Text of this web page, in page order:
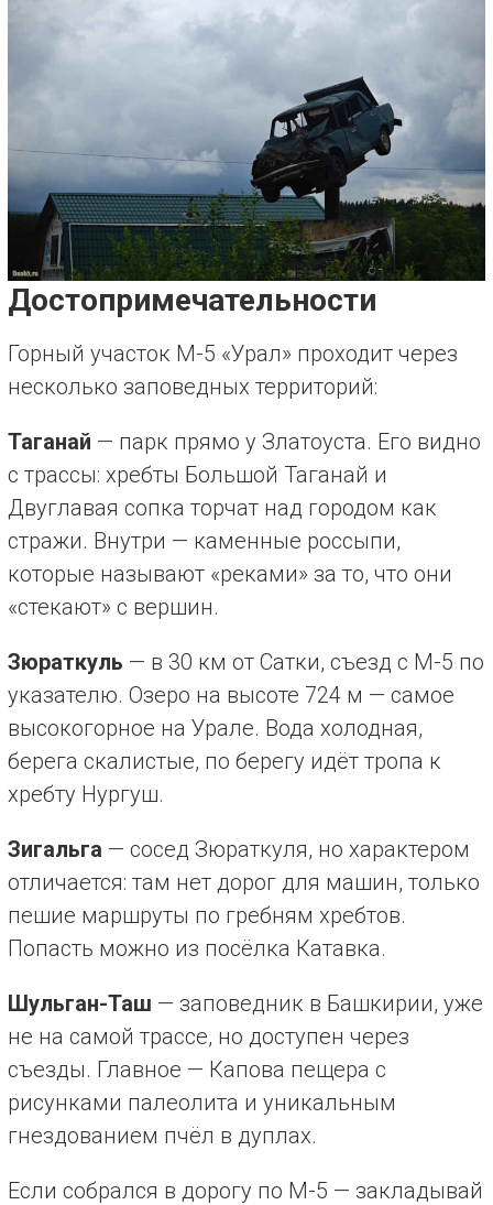
Достопримечательности
Горный участок М-5 «Урал» проходит через
несколько заповедных территорий:
Таганай — парк прямо у Златоуста. Его видно
с трассы: хребты Большой Таганай и
Двуглавая сопка торчат над городом как
стражи. Внутри — каменные россыпи,
которые называют «реками» за то, что они
«стекают» с вершин.
Зюраткуль — в 30 км от Сатки, съезд с М-5 по
указателю. Озеро на высоте 724 м — самое
высокогорное на Урале. Вода холодная,
берега скалистые, по берегу идёт тропа к
хребту Нургуш.
Зигальга — сосед Зюраткуля, но характером
отличается: там нет дорог для машин, только
пешие маршруты по гребням хребтов.
Попасть можно из посёлка Катавка.
Шульган-Таш — заповедник в Башкирии, уже
не на самой трассе, но доступен через
съезды. Главное — Капова пещера с
рисунками палеолита и уникальным
гнездованием пчёл в дуплах.
Если собрался в дорогу по М-5 — закладывай